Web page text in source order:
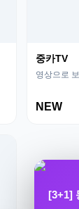
중카TV
영상으로
NEW
[3+1]